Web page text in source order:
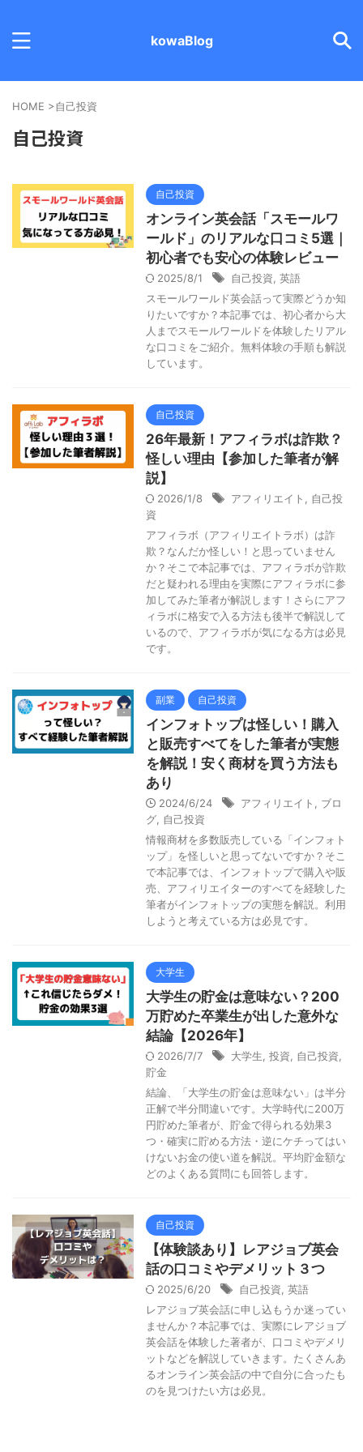
kowaBlog
HOME >自己投資
自己投資
自己投資
オンライン英会話「スモールワ
ールド」のリアルな口コミ5選｜
初心者でも安心の体験レビュー
2025/8/1 自己投資 英語
スモールワールド英会話って実際どうか知
りたいですか？本記事では、初心者から大
人までスモールワールドを体験したリアル
な口コミをご紹介。無料体験の手順も解説
しています。
自己投資
26年最新！アフィラボは詐欺？
怪しい理由【参加した筆者が解
説】
2026/1/8 アフィリエイト
自己投
資
アフィラボ（アフィリエイトラボ）は詐
欺？なんだか怪しい！と思っていません
か？そこで本記事では、アフィラボが詐欺
だと疑われる理由を実際にアフィラボに参
加してみた筆者が解説します！さらにアフ
ィラボに格安で入る方法も後半で解説して
いるので、アフィラボが気になる方は必見
です。
副業 自己投資
インフォトップは怪しい！購入
と販売すべてをした筆者が実態
を解説！安く商材を買う方法も
あり
2024/6/24 アフィリエイト
ブロ
グ 自己投資
情報商材を多数販売している「インフォト
ップ」を怪しいと思ってないですか？そこ
で本記事では、インフォトップで購入や販
売、アフィリエイターのすべてを経験した
筆者がインフォトップの実態を解説。利用
しようと考えている方は必見です。
大学生
大学生の貯金は意味ない？200
万貯めた卒業生が出した意外な
結論【2026年】
2026/7/7 大学生 投資 自己投資
貯金
結論、「大学生の貯金は意味ない」は半分
正解で半分間違いです。大学時代に200万
円貯めた筆者が、貯金で得られる効果3
つ・確実に貯める方法・逆にケチってはい
けないお金の使い道を解説。平均貯金額な
どのよくある質問にも回答します。
自己投資
【体験談あり】レアジョブ英会
話の口コミやデメリット３つ
2025/6/20 自己投資 英語
レアジョブ英会話に申し込もうか迷ってい
ませんか？本記事では、実際にレアジョブ
英会話を体験した著者が、口コミやデメリ
ットなどを解説していきます。たくさんあ
るオンライン英会話の中で自分に合ったも
のを見つけたい方は必見。